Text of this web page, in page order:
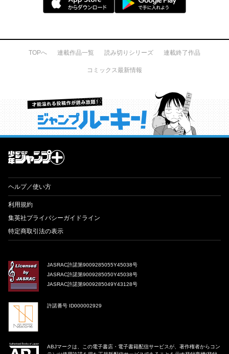
TOPへ 連載作品一覧 読み切りシリーズ 連載終了作品
コミックス最新情報
才能溢れる投稿作が読み放題！ ジャンプルーキー！
ヘルプ／使い方
利用規約
集英社プライバシーガイドライン
特定商取引法の表示
JASRAC許諾第9009285055Y45038号
JASRAC許諾第9009285050Y45038号
JASRAC許諾第9009285049Y43128号
許諾番号 ID000002929
ABJマークは、この電子書店・電子書籍配信サービスが、著作権者からコン